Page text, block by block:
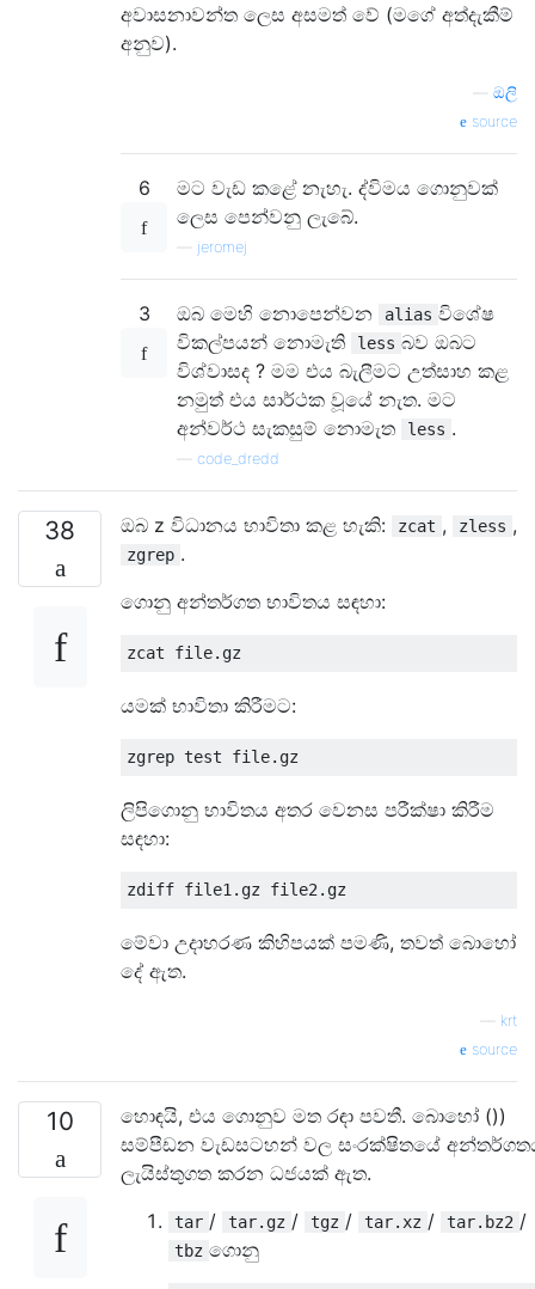
අවාසනාවන්ත ලෙස අසමත් වේ (මගේ අත්දැකීම්
අනුව).
ඔලි
source
6
මට වැඩ කළේ නැහැ. ද්විමය ගොනුවක්
ලෙස පෙන්වනු ලැබේ.
jeromej
3 ඔබ මෙහි නොපෙන්වන alias විශේෂ
විකල්පයන් නොමැති
less බව ඔබට
විශ්වාසද ? මම එය බැලීමට උත්සාහ කළ
නමුත් එය සාර්ථක වූයේ නැත. මට
අන්වර්ථ සැකසුම් නොමැත
less .
code_dredd
38 ඔබ z විධානය භාවිතා කළ හැකි: zcat , zless ,
zgrep .
ගොනු අන්තර්ගත භාවිතය සඳහා:
යමක් භාවිතා කිරීමට:
ලිපිගොනු භාවිතය අතර වෙනස පරීක්ෂා කිරීම
සඳහා:
මේවා උදාහරණ කිහිපයක් පමණි, තවත් බොහෝ
දේ ඇත.
krt
source
10
හොඳයි, එය ගොනුව මත රඳා පවතී. බොහෝ ())
සම්පීඩන වැඩසටහන් වල සංරක්ෂිතයේ
ලැයිස්තුගත කරන ධජයක් ඇත.
tar / tar.gz / tgz / tar.xz / tar.bz2 /
tbz ගොනු